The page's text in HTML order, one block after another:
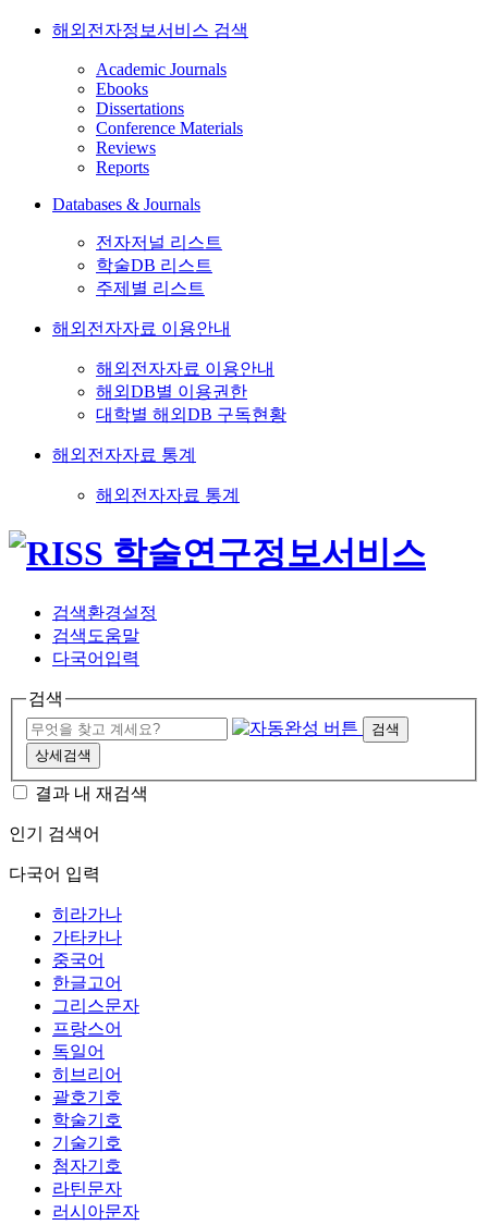
해외전자정보서비스 검색
Academic Journals
Ebooks
Dissertations
Conference Materials
Reviews
Reports
Databases & Journals
전자저널 리스트
학술DB 리스트
주제별 리스트
해외전자자료 이용안내
해외전자자료 이용안내
해외DB별 이용권한
대학별 해외DB 구독현황
해외전자자료 통계
해외전자자료 통계
검색환경설정
검색도움말
다국어입력
검색
검색
상세검색
결과 내 재검색
인기 검색어
다국어 입력
히라가나
가타카나
중국어
한글고어
그리스문자
프랑스어
독일어
히브리어
괄호기호
학술기호
기술기호
첨자기호
라틴문자
러시아문자